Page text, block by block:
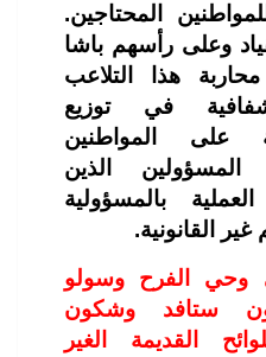
المحتاجين.
وعلى رأسهم باشا
هذا التلاعب
في توزيع
على المواطنين
المسؤولين الذين
بالمسؤولية
القانونية.
وحي الفرح وسولو
ستافد وشكون
القديمة الغير